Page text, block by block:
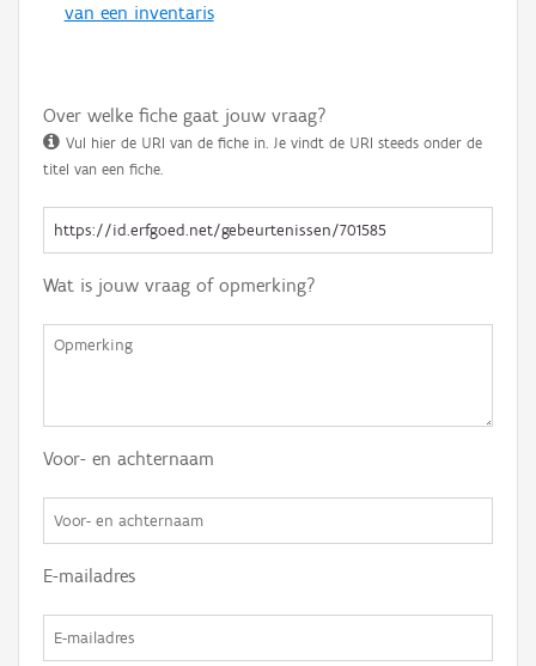
van een inventaris
Over welke fiche gaat jouw vraag?
Vul hier de URI van de fiche in. Je vindt de URI steeds onder de
titel van een fiche.
Wat is jouw vraag of opmerking?
Voor- en achternaam
E-mailadres